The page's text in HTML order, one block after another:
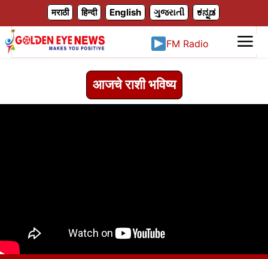
मराठी हिन्दी English ગુજરાતી ಕನ್ನಡ
FM Radio
आजचे राशी भविष्य